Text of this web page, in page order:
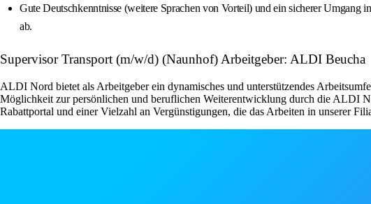
Gute Deutschkenntnisse (weitere Sprachen von Vorteil) und ein sicherer
ab.
Supervisor Transport (m/w/d) (Naunhof) Arbeitgeber: ALDI Beucha
ALDI Nord bietet als Arbeitgeber ein dynamisches und unterstützendes
Möglichkeit zur persönlichen und beruflichen Weiterentwicklung durch die ALDI
Rabattportal und einer Vielzahl an Vergünstigungen, die das Arbeiten in unserer